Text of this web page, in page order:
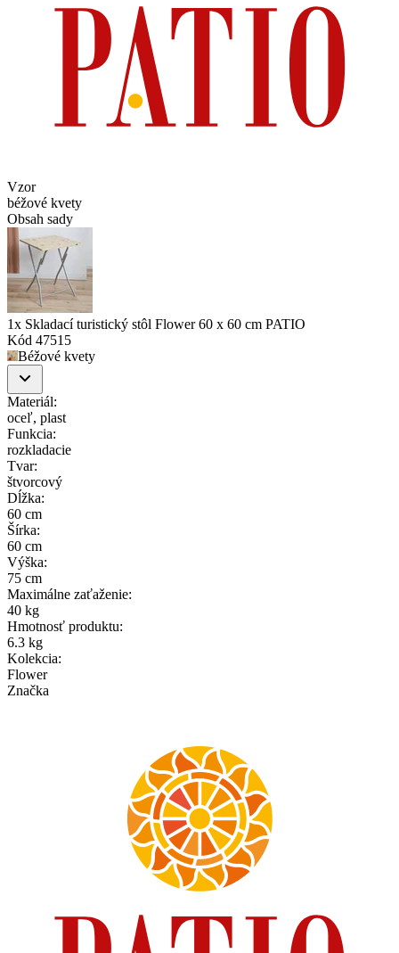
Vzor
béžové kvety
Obsah sady
1x Skladací turistický stôl Flower 60 x 60 cm PATIO
Kód 47515
Béžové kvety
Materiál:
oceľ, plast
Funkcia:
rozkladacie
Tvar:
štvorcový
Dĺžka:
60 cm
Šírka:
60 cm
Výška:
75 cm
Maximálne zaťaženie:
40 kg
Hmotnosť produktu:
6.3 kg
Kolekcia:
Flower
Značka